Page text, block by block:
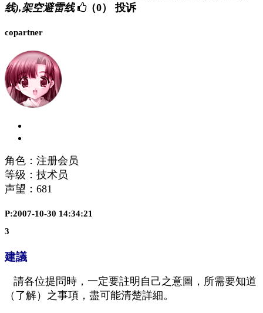
线),架空避雷线
（0） 投诉
copartner
角色：注册会员
等级：技术员
声望： 681
P:2007-10-30 14:34:21
3
建議
請各位提問時，一定要註明自己之意圖，所需要知道
（了解）之事項，盡可能清楚詳細。